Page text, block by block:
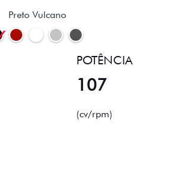
Preto Vulcano
POTÊNCIA
107
(cv/rpm)